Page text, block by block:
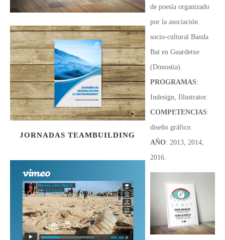
JORNADAS TEAMBUILDING
de poesía organizado
por la asociación
socio-cultural Banda
Bat en Guardetxe
(Donostia).
PROGRAMAS:
Indesign, Illustrator.
COMPETENCIAS:
diseño gráfico.
AÑO: 2013, 2014,
2016.